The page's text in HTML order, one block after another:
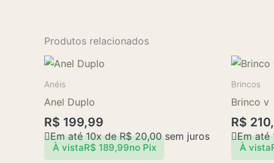
Produtos relacionados
Anéis
Anel Duplo
R$ 199,99
Em até 10x deR$20,00sem juros
À vistaR$ 189,99no Pix
Brincos
Brinco v
R$
Em até
À vista